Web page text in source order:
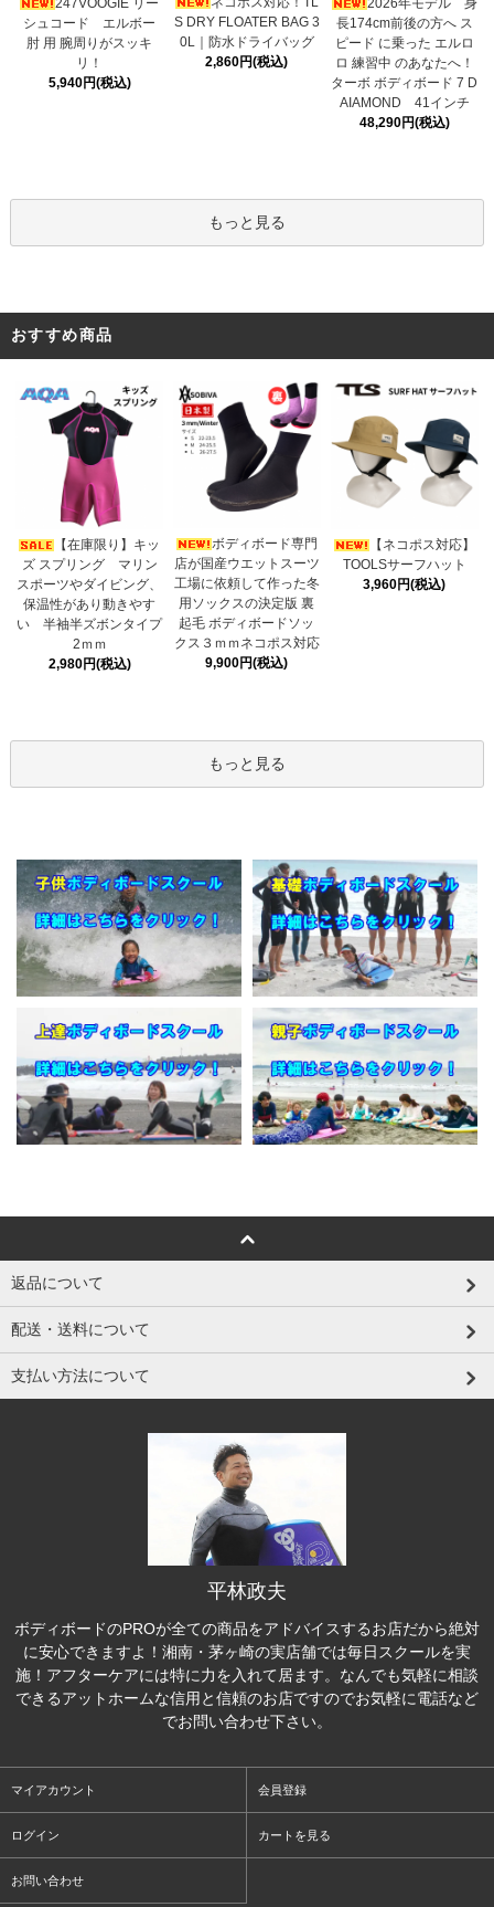
シュコード エルボー
肘 用 腕周りがスッキ
リ！
5,940円(税込)
S DRY FLOATER BAG 3
0L｜防水ドライバッグ
2,860円(税込)
長174cm前後の方へ ス
ピード に乗った エルロ
ロ 練習中 のあなたへ！
ターボ ボディボード 7 D
AIAMOND 41インチ
48,290円(税込)
もっと見る
おすすめ商品
【在庫限り】キッ
ズ スプリング マリン
スポーツやダイビング、
保温性があり動きやす
い 半袖半ズボンタイプ
2ｍｍ
2,980円(税込)
ボディボード専門
店が国産ウエットスーツ
工場に依頼して作った冬
用ソックスの決定版 裏
起毛 ボディボードソッ
クス３ｍｍネコポス対応
9,900円(税込)
【ネコポス対応】
TOOLSサーフハット
3,960円(税込)
もっと見る
返品について
配送・送料について
支払い方法について
平林政夫
ボディボードのPROが全ての商品をアドバイスするお店だから絶対
に安心できますよ！湘南・茅ヶ崎の実店舗では毎日スクールを実
施！アフターケアには特に力を入れて居ます。なんでも気軽に相談
できるアットホームな信用と信頼のお店ですのでお気軽に電話など
でお問い合わせ下さい。
マイアカウント 会員登録
ログイン カートを見る
お問い合わせ